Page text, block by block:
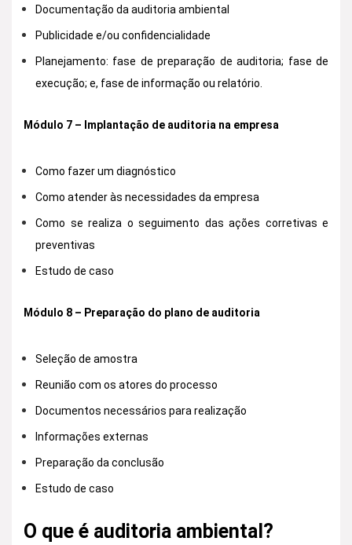
Documentação da auditoria ambiental
Publicidade e/ou confidencialidade
Planejamento: fase de preparação de auditoria; fase de
execução; e, fase de informação ou relatório.
Módulo 7 – Implantação de auditoria na empresa
Como fazer um diagnóstico
Como atender às necessidades da empresa
Como se realiza o seguimento das ações corretivas e
preventivas
Estudo de caso
Módulo 8 – Preparação do plano de auditoria
Seleção de amostra
Reunião com os atores do processo
Documentos necessários para realização
Informações externas
Preparação da conclusão
Estudo de caso
O que é auditoria ambiental?